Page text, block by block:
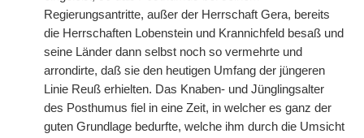
Regierungsantritte, außer der Herrschaft Gera, bereits
die Herrschaften Lobenstein und Krannichfeld besaß und
seine Länder dann selbst noch so vermehrte und
arrondirte, daß sie den heutigen Umfang der jüngeren
Linie Reuß erhielten. Das Knaben- und Jünglingsalter
des Posthumus fiel in eine Zeit, in welcher es ganz der
guten Grundlage bedurfte, welche ihm durch die Umsicht